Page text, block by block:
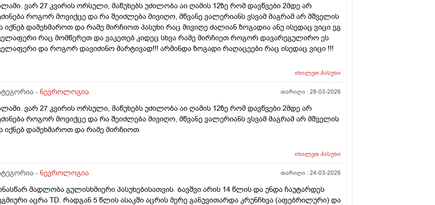
ვარ 27 კვირის ორსული, მაწუხებს უძილობა აი ღამის 12ზე რომ დავწვები 2მდე არ
როგორ მოვიქცე და რა შეიძლება მივიღო, მწვანე ვალერიანს ვსვამ მაგრამ არ მშველის
იქნებ დამეხმაროთ და რამე მირჩიოთ პასუხი რაც მივიღე ძალიან ზოგადია ანუ ისედაც ვიცი ეგ
რაც მომწერეთ და ვაკეთებ კიდეც სხვა რამე მირჩიეთ როგორ დავარეგულირო ეს
და როგორ დავიძინო მარტივად!!! არმინდა ზოგადი რაღაცეები რაც ისედაც ვიცი !!!
იხილეთპასუხი
- ნევროლოგია თარიღი :28-03-2026
ვარ 27 კვირის ორსული, მაწუხებს უძილობა აი ღამის 12ზე რომ დავწვები 2მდე არ
როგორ მოვიქცე და რა შეიძლება მივიღო, მწვანე ვალერიანს ვსვამ მაგრამ არ მშველის
იქნებ დამეხმაროთ და რამე მირჩიოთ
იხილეთპასუხი
- ნევროლოგია თარიღი :24-03-2026
მადლობა გულისხმიერი პასუხებისათვის. Ბავშვი არის 14 წლის და უნდა ჩაუტარდეს
აცრა TD. Რადგან 5 წლის ასაკში აცრის მერე განუვითარდა კრუნჩხვა (აფებრილური) და